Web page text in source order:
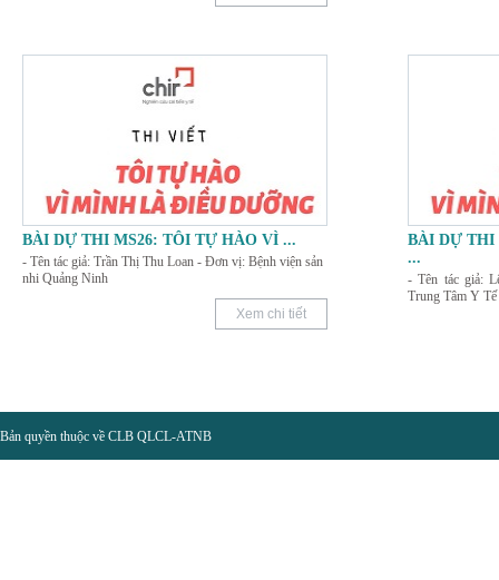
BÀI DỰ THI MS26: TÔI TỰ HÀO VÌ ...
- Tên tác giả: Trần Thị Thu Loan - Đơn vị: Bệnh viện sản
nhi Quảng Ninh
Xem chi tiết
BÀI DỰ THI
...
- Tên tác giả:
Trung Tâm Y
Bản quyền thuộc về CLB QLCL-ATNB